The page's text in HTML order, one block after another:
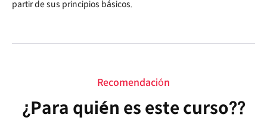
partir de sus principios básicos.
Recomendación
¿Para quién es este curso??